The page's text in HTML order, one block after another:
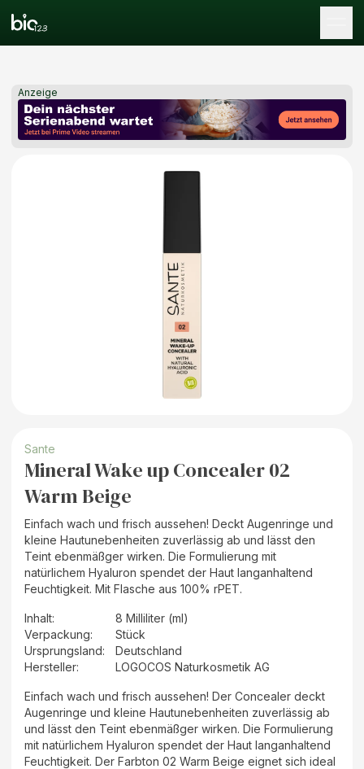
Anzeige
Sante
Mineral Wake up Concealer 02
Warm Beige
Einfach wach und frisch aussehen! Deckt Augenringe und
kleine Hautunebenheiten zuverlässig ab und lässt den
Teint ebenmäßger wirken. Die Formulierung mit
natürlichem Hyaluron spendet der Haut langanhaltend
Feuchtigkeit. Mit Flasche aus 100% rPET.
Inhalt:
8 Milliliter (ml)
Verpackung:
Stück
Ursprungsland:
Deutschland
Hersteller: LOGOCOS Naturkosmetik AG
Einfach wach und frisch aussehen! Der Concealer deckt
Augenringe und kleine Hautunebenheiten zuverlässig ab
und lässt den Teint ebenmäßger wirken. Die Formulierung
mit natürlichem Hyaluron spendet der Haut langanhaltend
Feuchtigkeit. Der Farbton 02 Warm Beige eignet sich ideal